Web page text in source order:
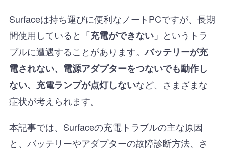
Surfaceは持ち運びに便利なノートPCですが、長期
間使用していると「充電ができない」というトラ
ブルに遭遇することがあります。バッテリーが充
電されない、電源アダプターをつないでも動作し
ない、充電ランプが点灯しないなど、さまざまな
症状が考えられます。
本記事では、Surfaceの充電トラブルの主な原因
と、バッテリーやアダプターの故障診断方法、さ